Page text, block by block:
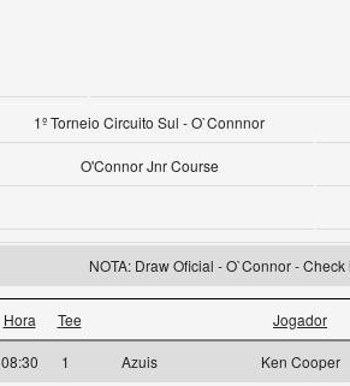
1º Torneio Circuito Sul - O`Connnor
O'Connor Jnr Course
NOTA: Draw Oficial - O`Connor -
Hora Tee Jogador
08:30 1 Azuis
Ken Cooper